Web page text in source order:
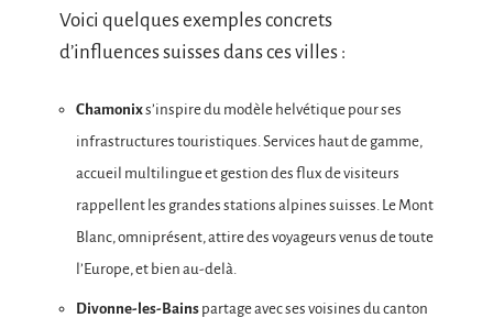
Voici quelques exemples concrets
d’influences suisses dans ces villes :
Chamonixs’inspire du modèle helvétique pour ses
infrastructures touristiques. Services haut de gamme,
accueil multilingue et gestion des flux de visiteurs
rappellent les grandes stations alpines suisses. Le Mont
Blanc, omniprésent, attire des voyageurs venus de toute
l’Europe, et bien au-delà.
Divonne-les-Bains partage avec ses voisines du canton